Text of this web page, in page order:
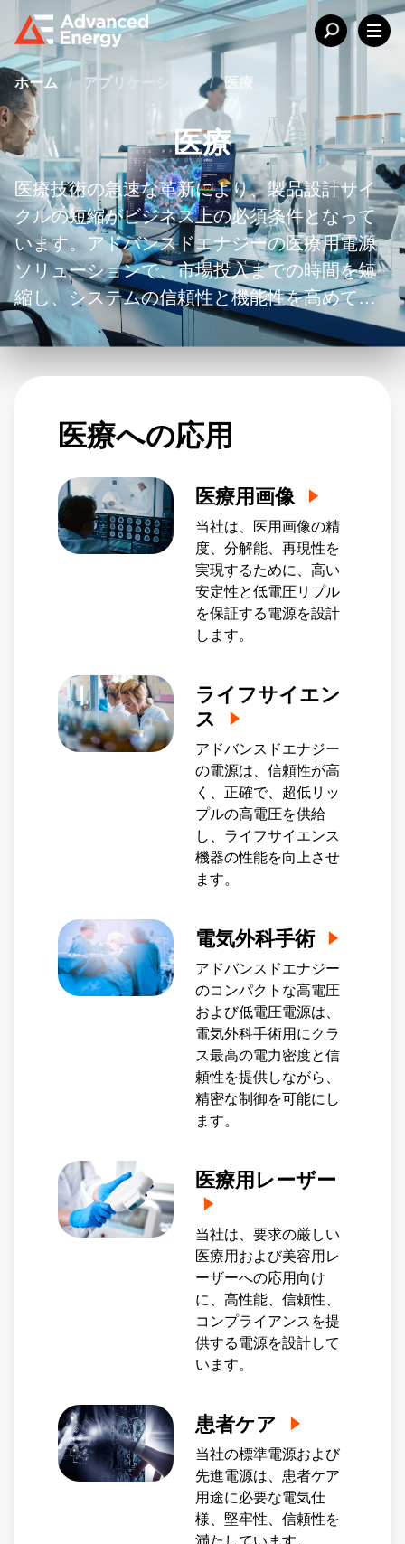
ホーム / アプリケーション / 医療
医療
医療技術の急速な革新により、製品設計サイ
クルの短縮がビジネス上の必須条件となって
います。アドバンスドエナジーの医療用電源
ソリューションで、市場投入までの時間を短
縮し、システムの信頼性と機能性を高めてく
ださい。応用とコンプライアンスに関する専
門知識を駆使して、お客様のシステム設計に
おいて最適な性能と最小のトータルシステム
医療への応用
医療用画像
当社は、医用画像の精
度、分解能、再現性を
実現するために、高い
安定性と低電圧リプル
を保証する電源を設計
します。
ライフサイエン
ス
アドバンスドエナジー
の電源は、信頼性が高
く、正確で、超低リッ
プルの高電圧を供給
し、ライフサイエンス
機器の性能を向上させ
ます。
電気外科手術
アドバンスドエナジー
のコンパクトな高電圧
および低電圧電源は、
電気外科手術用にクラ
ス最高の電力密度と信
頼性を提供しながら、
精密な制御を可能にし
ます。
医療用レーザー
当社は、要求の厳しい
医療用および美容用レ
ーザーへの応用向け
に、高性能、信頼性、
コンプライアンスを提
供する電源を設計して
います。
患者ケア
当社の標準電源および
先進電源は、患者ケア
用途に必要な電気仕
様、堅牢性、信頼性を
満たしています。